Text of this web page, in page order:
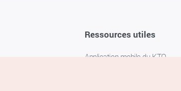
Ressources utiles
Application mobile du KTO